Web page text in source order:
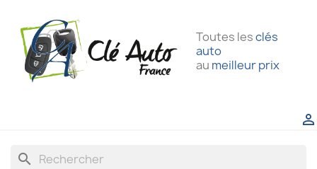
Toutes lesclés
auto
au meilleur prix

search